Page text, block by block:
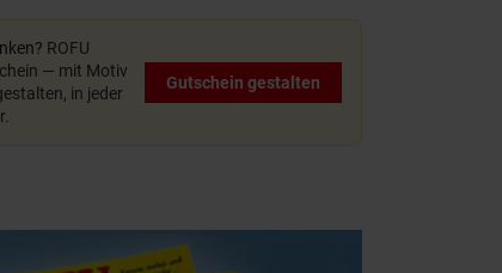
ROFU
— mit Motiv
in jeder
Gutschein gestalten